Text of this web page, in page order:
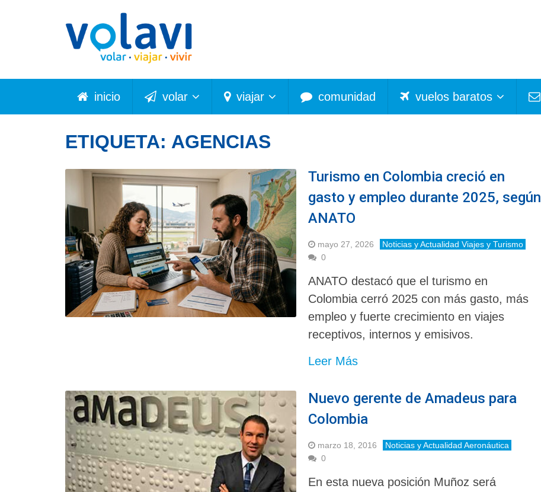
inicio volar viajar comunidad vuelos baratos
ETIQUETA: AGENCIAS
Turismo en Colombia creció en
gasto y empleo durante 2025, según
ANATO
mayo 27, 2026
Noticias y Actualidad Viajes y Turismo
0
ANATO destacó que el turismo en
Colombia cerró 2025 con más gasto, más
empleo y fuerte crecimiento en viajes
receptivos, internos y emisivos.
Leer Más
Nuevo gerente de Amadeus para
Colombia
marzo 18, 2016
Noticias y Actualidad Aeronáutica
0
En esta nueva posición Muñoz será